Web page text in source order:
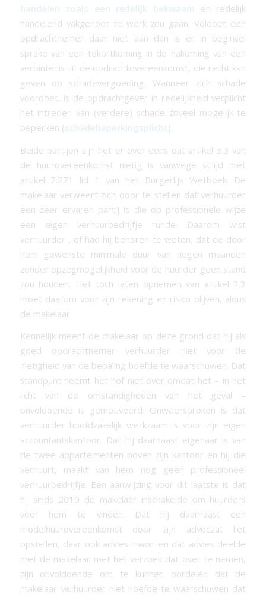
handelen zoals een redelijk bekwaam
en redelijk
handelend vakgenoot te werk zou gaan. Voldoet een
opdrachtnemer daar niet aan dan is er in beginsel
sprake van een tekortkoming in de nakoming van een
verbintenis uit de opdrachtovereenkomst, die recht kan
geven op schadevergoeding. Wanneer zich schade
voordoet, is de opdrachtgever in redelijkheid verplicht
het intreden van (verdere) schade zoveel mogelijk te
beperken (schadebeperkingsplicht).
Beide partijen zijn het er over eens dat artikel 3.3 van
de huurovereenkomst nietig is vanwege strijd met
artikel 7:271 lid 1 van het Burgerlijk Wetboek. De
makelaar verweert zich door te stellen dat verhuurder
een zeer ervaren partij is die op professionele wijze
een eigen verhuurbedrijfje runde. Daarom wist
verhuurder , of had hij behoren te weten, dat de door
hem gewenste minimale duur van negen maanden
zonder opzegmogelijkheid voor de huurder geen stand
zou houden. Het toch laten opnemen van artikel 3.3
moet daarom voor zijn rekening en risico blijven, aldus
de makelaar.
Kennelijk meent de makelaar op deze grond dat hij als
goed opdrachtnemer verhuurder niet voor de
nietigheid van de bepaling hoefde te waarschuwen. Dat
standpunt neemt het hof niet over omdat het – in het
licht van de omstandigheden van het geval –
onvoldoende is gemotiveerd. Onweersproken is dat
verhuurder hoofdzakelijk werkzaam is voor zijn eigen
accountantskantoor. Dat hij daarnaast eigenaar is van
de twee appartementen boven zijn kantoor en hij die
verhuurt, maakt van hem nog geen professioneel
verhuurbedrijfje. Een aanwijzing voor dit laatste is dat
hij sinds 2019 de makelaar inschakelde om huurders
voor hem te vinden. Dat hij daarnaast een
modelhuurovereenkomst door zijn advocaat liet
opstellen, daar ook advies inwon en dat advies deelde
met de makelaar met het verzoek dat over te nemen,
zijn onvoldoende om te kunnen oordelen dat de
makelaar verhuurder niet hoefde te waarschuwen dat